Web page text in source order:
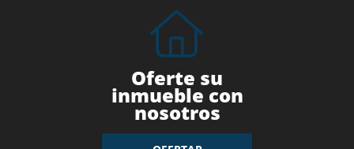
Oferte su
inmueble con
nosotros